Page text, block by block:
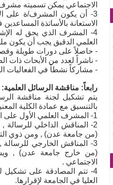
الاجتماعي يمكن تسميته
3- أن يكون المشرف/ة على
الاستعانة بالأساتذة
4- المشرف الذي يحق له
العلمي الدقيق يجب أن يكون
- حاصلاً على دورات طويلة
- ناشراً لعدد من الأبحاث ذات
- مشاركاً نشطاً في الفعاليات
رابعاً: مناقشة الرسائل العلمية:
يتم تشكيل لجنة مناقشة
بالتنسيق مع عمادة الكلية
1- المشرف العلمي الأول على الرسالة.
2- المناقش الداخلي للرسالة
(من جامعة عدن) , ومن ذوي
3- المناقش الخارجي
(من خارج جامعة عدن) ,
الاجتماعي .
4- تتم المصادقة على
العليا في الجامعة لإقرارها.